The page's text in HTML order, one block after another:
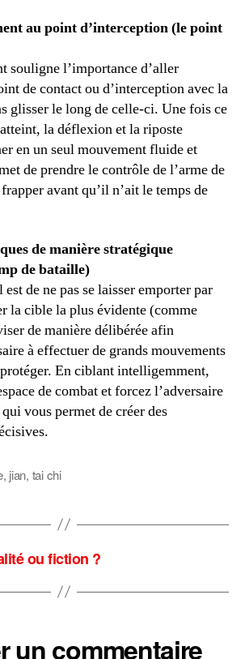
au point d’interception (le point
souligne l’importance d’aller
de contact ou d’interception avec la
glisser le long de celle-ci. Une fois ce
la déflexion et la riposte
en un seul mouvement fluide et
de prendre le contrôle de l’arme de
avant qu’il n’ait le temps de
de manière stratégique
de bataille)
de ne pas se laisser emporter par
la cible la plus évidente (comme
de manière délibérée afin
à effectuer de grands mouvements
En ciblant intelligemment,
de combat et forcez l’adversaire
vous permet de créer des
, jian, tai chi
ou fiction ?
un commentaire